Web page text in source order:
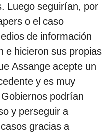
Luego seguirían, por
o el caso
de información
e hicieron sus propias
Assange acepte un
y es muy
podrían
y perseguir a
gracias a